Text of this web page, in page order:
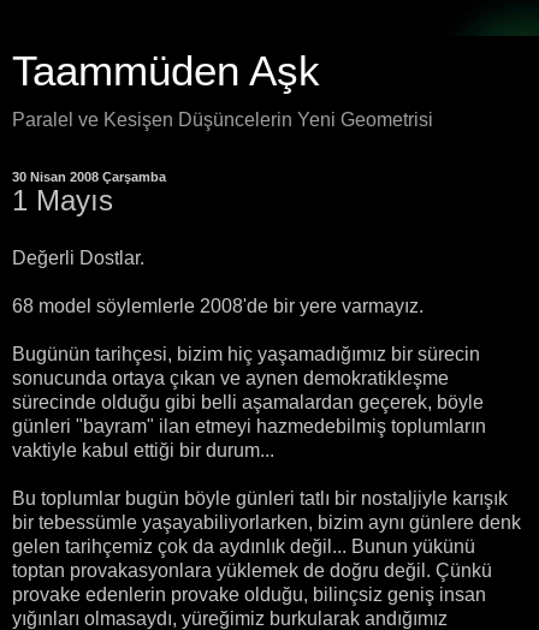
Taammüden Aşk
Paralel ve Kesişen Düşüncelerin Yeni Geometrisi
30 Nisan 2008 Çarşamba
1 Mayıs
Değerli Dostlar.
68 model söylemlerle 2008'de bir yere varmayız.
Bugünün tarihçesi, bizim hiç yaşamadığımız bir sürecin
sonucunda ortaya çıkan ve aynen demokratikleşme
sürecinde olduğu gibi belli aşamalardan geçerek, böyle
günleri "bayram" ilan etmeyi hazmedebilmiş toplumların
vaktiyle kabul ettiği bir durum...
Bu toplumlar bugün böyle günleri tatlı bir nostaljiyle karışık
bir tebessümle yaşayabiliyorlarken, bizim aynı günlere denk
gelen tarihçemiz çok da aydınlık değil... Bunun yükünü
toptan provakasyonlara yüklemek de doğru değil. Çünkü
provake edenlerin provake olduğu, bilinçsiz geniş insan
yığınları olmasaydı, yüreğimiz burkularak andığımız